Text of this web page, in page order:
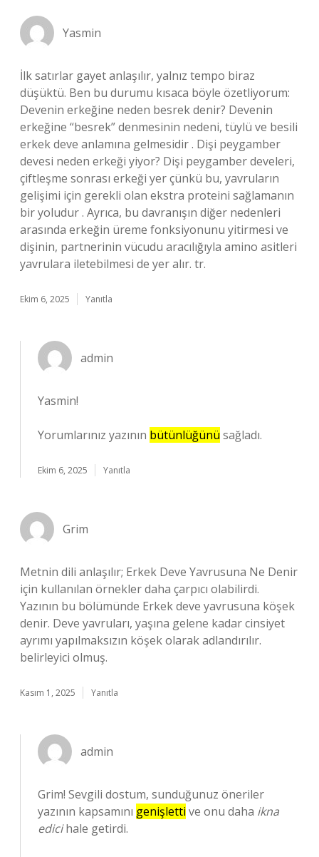
Yasmin
İlk satırlar gayet anlaşılır, yalnız tempo biraz
düşüktü. Ben bu durumu kısaca böyle özetliyorum:
Devenin erkeğine neden besrek denir? Devenin
erkeğine “besrek” denmesinin nedeni, tüylü ve besili
erkek deve anlamına gelmesidir . Dişi peygamber
devesi neden erkeği yiyor? Dişi peygamber develeri,
çiftleşme sonrası erkeği yer çünkü bu, yavruların
gelişimi için gerekli olan ekstra proteini sağlamanın
bir yoludur . Ayrıca, bu davranışın diğer nedenleri
arasında erkeğin üreme fonksiyonunu yitirmesi ve
dişinin, partnerinin vücudu aracılığıyla amino asitleri
yavrulara iletebilmesi de yer alır. tr.
Ekim 6, 2025 Yanıtla
admin
Yasmin!
Yorumlarınız yazının bütünlüğünü sağladı.
Ekim 6, 2025 Yanıtla
Grim
Metnin dili anlaşılır; Erkek Deve Yavrusuna Ne Denir
için kullanılan örnekler daha çarpıcı olabilirdi.
Yazının bu bölümünde Erkek deve yavrusuna köşek
denir. Deve yavruları, yaşına gelene kadar cinsiyet
ayrımı yapılmaksızın köşek olarak adlandırılır.
belirleyici olmuş.
Kasım 1, 2025 Yanıtla
admin
Grim! Sevgili dostum, sunduğunuz öneriler
yazının kapsamını genişletti ve onu daha ikna
edicihale getirdi.